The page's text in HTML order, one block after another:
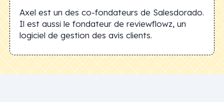
Axel est un des co-fondateurs de Salesdorado.
Il est aussi le fondateur de reviewflowz, un
logiciel de gestion des avis clients.